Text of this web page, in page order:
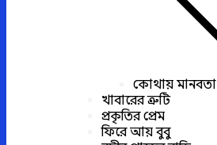
কোথায় মানবতা
খাবারের ত্রুটি
প্রকৃতির প্রেম
ফিরে আয় বুবু